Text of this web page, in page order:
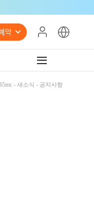
약
- 새소식 - 공지사항